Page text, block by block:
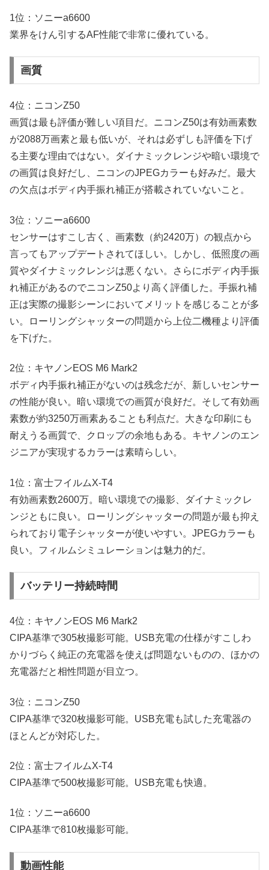
1位：ソニーa6600
業界をけん引するAF性能で非常に優れている。
画質
4位：ニコンZ50
画質は最も評価が難しい項目だ。ニコンZ50は有効画素数
が2088万画素と最も低いが、それは必ずしも評価を下げ
る主要な理由ではない。ダイナミックレンジや暗い環境で
の画質は良好だし、ニコンのJPEGカラーも好みだ。最大
の欠点はボディ内手振れ補正が搭載されていないこと。
3位：ソニーa6600
センサーはすこし古く、画素数（約2420万）の観点から
言ってもアップデートされてほしい。しかし、低照度の画
質やダイナミックレンジは悪くない。さらにボディ内手振
れ補正があるのでニコンZ50より高く評価した。手振れ補
正は実際の撮影シーンにおいてメリットを感じることが多
い。ローリングシャッターの問題から上位二機種より評価
を下げた。
2位：キヤノンEOS M6 Mark2
ボディ内手振れ補正がないのは残念だが、新しいセンサー
の性能が良い。暗い環境での画質が良好だ。そして有効画
素数が約3250万画素あることも利点だ。大きな印刷にも
耐えうる画質で、クロップの余地もある。キヤノンのエン
ジニアが実現するカラーは素晴らしい。
1位：富士フイルムX-T4
有効画素数2600万。暗い環境での撮影、ダイナミックレ
ンジともに良い。ローリングシャッターの問題が最も抑え
られており電子シャッターが使いやすい。JPEGカラーも
良い。フィルムシミュレーションは魅力的だ。
バッテリー持続時間
4位：キヤノンEOS M6 Mark2
CIPA基準で305枚撮影可能。USB充電の仕様がすこしわ
かりづらく純正の充電器を使えば問題ないものの、ほかの
充電器だと相性問題が目立つ。
3位：ニコンZ50
CIPA基準で320枚撮影可能。USB充電も試した充電器の
ほとんどが対応した。
2位：富士フイルムX-T4
CIPA基準で500枚撮影可能。USB充電も快適。
1位：ソニーa6600
CIPA基準で810枚撮影可能。
動画性能